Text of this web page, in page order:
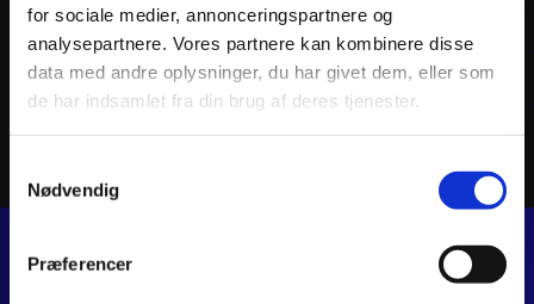
for sociale medier, annonceringspartnere og
analysepartnere. Vores partnere kan kombinere disse
data med andre oplysninger, du har givet dem, eller som
de har indsamlet fra din brug af deres tjenester.
Nødvendig
Præferencer
inkl. moms
Læs mere